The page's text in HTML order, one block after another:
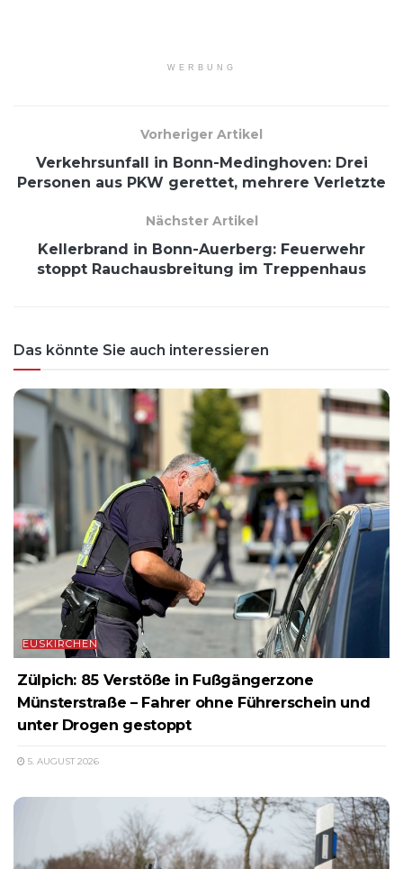
WERBUNG
Vorheriger Artikel
Verkehrsunfall in Bonn-Medinghoven: Drei
Personen aus PKW gerettet, mehrere Verletzte
Nächster Artikel
Kellerbrand in Bonn-Auerberg: Feuerwehr
stoppt Rauchausbreitung im Treppenhaus
Das könnte Sie auch interessieren
EUSKIRCHEN
Zülpich: 85 Verstöße in Fußgängerzone
Münsterstraße – Fahrer ohne Führerschein und
unter Drogen gestoppt
5. AUGUST 2026